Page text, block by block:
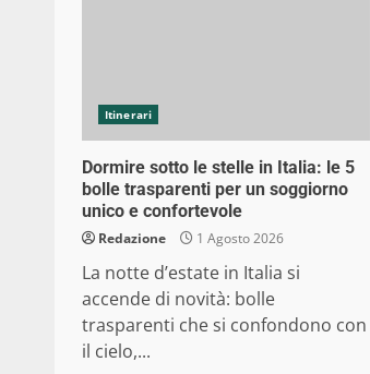
Itinerari
Dormire sotto le stelle in Italia: le 5
bolle trasparenti per un soggiorno
unico e confortevole
Redazione 1 Agosto 2026
La notte d’estate in Italia si
accende di novità: bolle
trasparenti che si confondono con
il cielo,...